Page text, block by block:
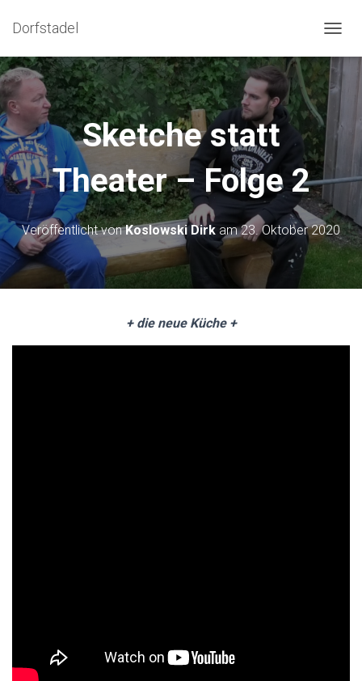
Dorfstadel
Sketche statt
Theater – Folge 2
Veröffentlicht vonKoslowski Dirk am23. Oktober 2020
+ die neue Küche +